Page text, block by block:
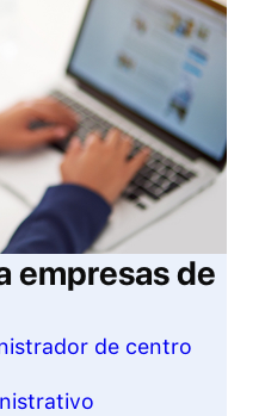
empresas de
de centro